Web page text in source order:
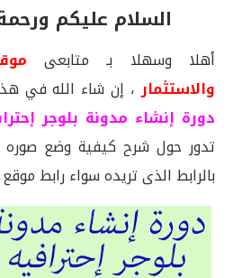
السلام عليكم
أهلا وسهلا بـ متابعى
والاستثمار، إن شاء الله في
دورة إنشاء مدونة بلوجر
بالرابط الذى تريده سواء رابط موقع